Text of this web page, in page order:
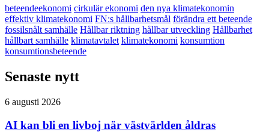
beteendeekonomi cirkulär ekonomi den nya klimatekonomin
effektiv klimatekonomi FN:s hållbarhetsmål förändra ett beteende
fossilsnålt samhälle Hållbar riktning hållbar utveckling Hållbarhet
hållbart samhälle klimatavtalet klimatekonomi konsumtion
konsumtionsbeteende
Senaste nytt
6 augusti 2026
AI kan bli en livboj när västvärlden åldras